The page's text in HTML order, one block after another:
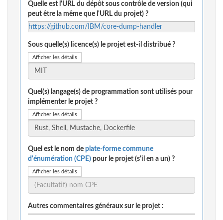
Quelle est l'URL du dépôt sous contrôle de version (qui
peut être la même que l'URL du projet) ?
https://github.com/IBM/core-dump-handler
Sous quelle(s) licence(s) le projet est-il distribué ?
Afficher les détails
Quel(s) langage(s) de programmation sont utilisés pour
implémenter le projet ?
Afficher les détails
Quel est le nom de plate-forme commune
d'énumération (CPE) pour le projet (s'il en a un) ?
Afficher les détails
Autres commentaires généraux sur le projet :